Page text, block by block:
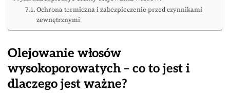
Ochrona termiczna i zabezpieczenie przed czynnikami
zewnętrznymi
Olejowanie włosów
wysokoporowatych – co to jest i
dlaczego jest ważne?